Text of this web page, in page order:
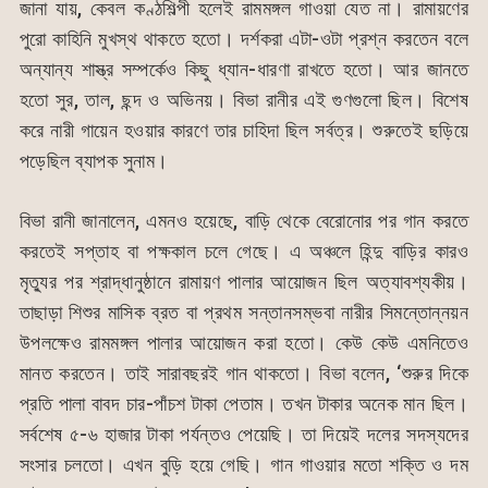
জানা যায়, কেবল কণ্ঠশিল্পী হলেই রামমঙ্গল গাওয়া যেত না। রামায়ণের
পুরো কাহিনি মুখস্থ থাকতে হতো। দর্শকরা এটা-ওটা প্রশ্ন করতেন বলে
অন্যান্য শাস্ত্র সম্পর্কেও কিছু ধ্যান-ধারণা রাখতে হতো। আর জানতে
হতো সুর, তাল, ছন্দ ও অভিনয়। বিভা রানীর এই গুণগুলো ছিল। বিশেষ
করে নারী গায়েন হওয়ার কারণে তার চাহিদা ছিল সর্বত্র। শুরুতেই ছড়িয়ে
পড়েছিল ব্যাপক সুনাম।
বিভা রানী জানালেন, এমনও হয়েছে, বাড়ি থেকে বেরোনোর পর গান করতে
করতেই সপ্তাহ বা পক্ষকাল চলে গেছে। এ অঞ্চলে হিন্দু বাড়ির কারও
মৃত্যুর পর শ্রাদ্ধানুষ্ঠানে রামায়ণ পালার আয়োজন ছিল অত্যাবশ্যকীয়।
তাছাড়া শিশুর মাসিক ব্রত বা প্রথম সন্তানসম্ভবা নারীর সিমন্তোন্নয়ন
উপলক্ষেও রামমঙ্গল পালার আয়োজন করা হতো। কেউ কেউ এমনিতেও
মানত করতেন। তাই সারাবছরই গান থাকতো। বিভা বলেন, ‘শুরুর দিকে
প্রতি পালা বাবদ চার-পাঁচশ টাকা পেতাম। তখন টাকার অনেক মান ছিল।
সর্বশেষ ৫-৬ হাজার টাকা পর্যন্তও পেয়েছি। তা দিয়েই দলের সদস্যদের
সংসার চলতো। এখন বুড়ি হয়ে গেছি। গান গাওয়ার মতো শক্তি ও দম